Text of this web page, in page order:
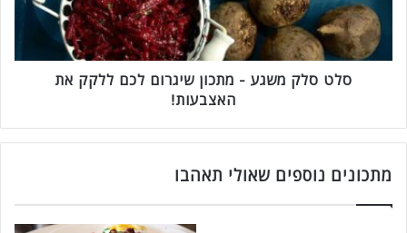
ם
ל
ר
צ
ג
ו
ש
סלט סלק משגע - מתכון שיגרום לכם ללקק את
האצבעות!
מתכונים נוספים שאולי תאהבו